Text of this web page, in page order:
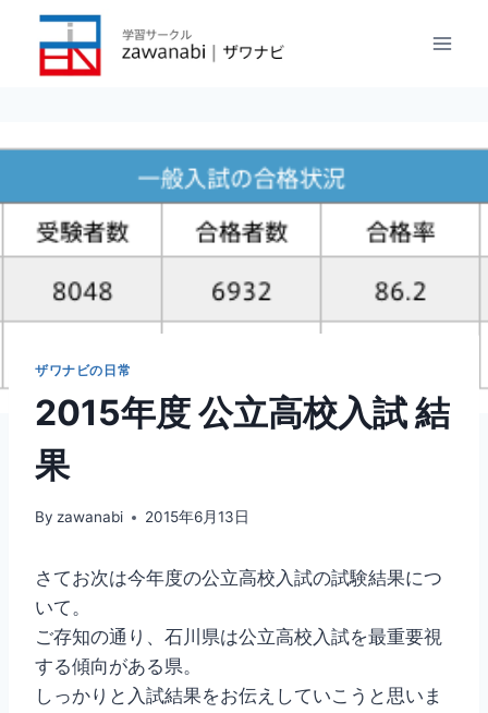
ザワナビの日常
2015年度 公立高校入試 結
果
By zawanabi 2015年6月13日
さてお次は今年度の公立高校入試の試験結果につ
いて。
ご存知の通り、石川県は公立高校入試を最重要視
する傾向がある県。
しっかりと入試結果をお伝えしていこうと思いま